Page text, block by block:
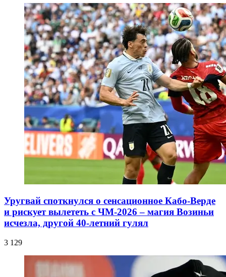
Уругвай споткнулся о сенсационное Кабо-Верде
и рискует вылететь с ЧМ-2026 – магия Возиньи
исчезла, другой 40-летний гулял
3 129